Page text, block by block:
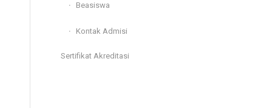
Beasiswa
Kontak Admisi
Sertifikat Akreditasi